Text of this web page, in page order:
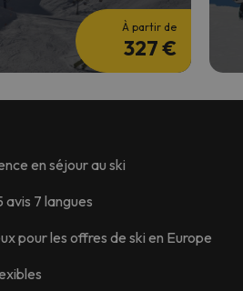
À partir de
327 €
en séjour au ski
avis 7 langues
pour les offres de ski en Europe